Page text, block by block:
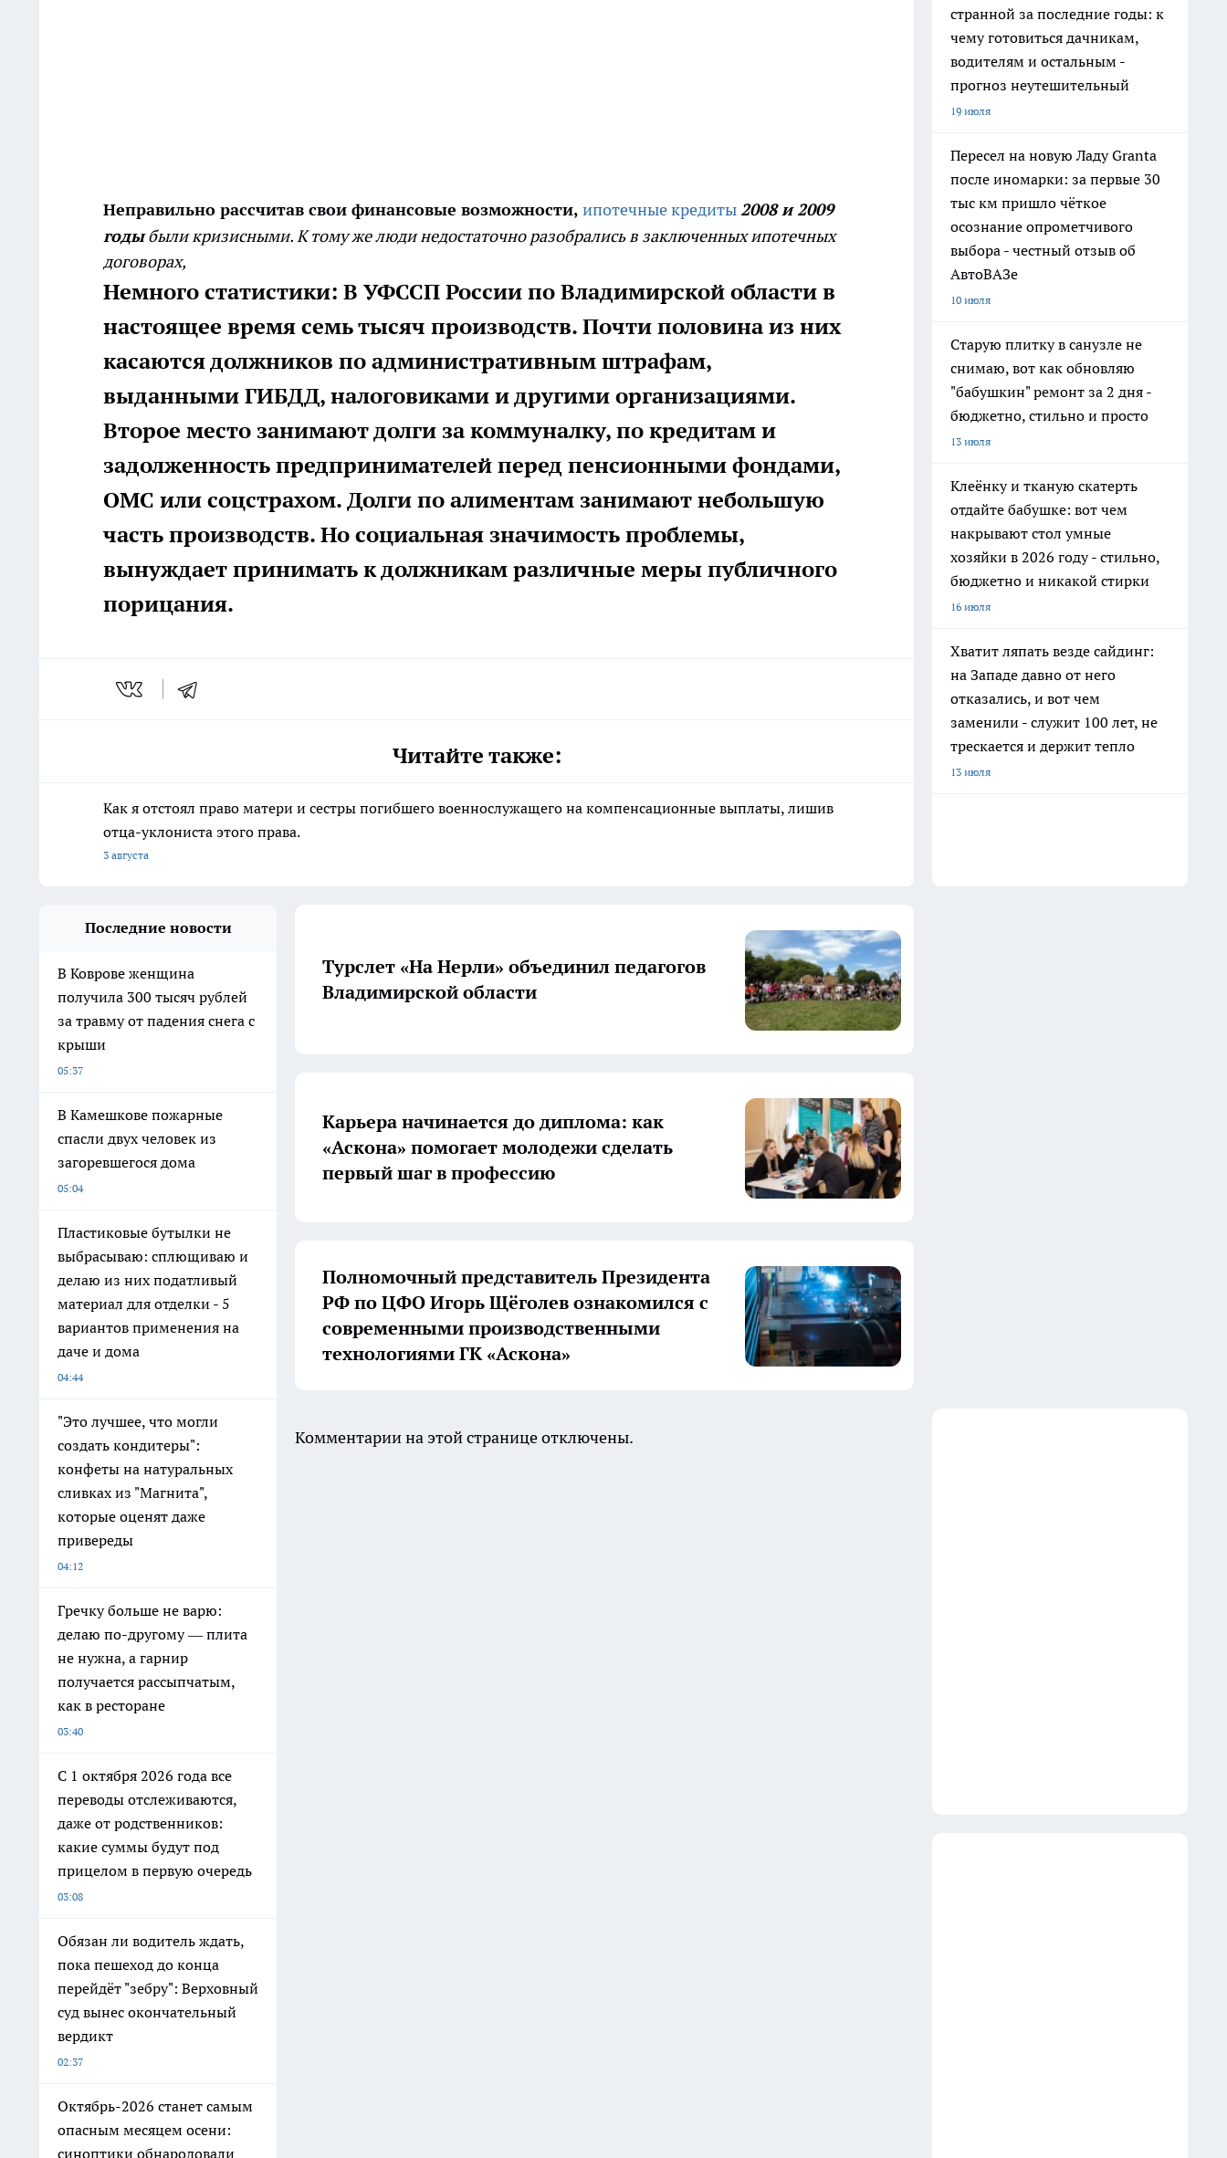
Неправильно рассчитав свои финансовые возможности, ипотечные кредиты 2008 и 2009
годыбыли кризисными. К тому же люди недостаточно разобрались в заключенных ипотечных
договорах,
Немного статистики: В УФССП России по Владимирской области в
настоящее время семь тысяч производств. Почти половина из них
касаются должников по административным штрафам,
выданными ГИБДД, налоговиками и другими организациями.
Второе место занимают долги за коммуналку, по кредитам и
задолженность предпринимателей перед пенсионными фондами,
ОМС или соцстрахом. Долги по алиментам занимают небольшую
часть производств. Но социальная значимость проблемы,
вынуждает принимать к должникам различные меры публичного
порицания.
Читайте также:
Как я отстоял право матери и сестры погибшего военнослужащего на компенсационные выплаты, лишив
отца-уклониста этого права.
3 августа
странной за последние годы: к
чему готовиться дачникам,
водителям и остальным -
прогноз неутешительный
19 июля
Пересел на новую Ладу Granta
после иномарки: за первые 30
тыс км пришло чёткое
осознание опрометчивого
выбора - честный отзыв об
АвтоВАЗе
10 июля
Старую плитку в санузле не
снимаю, вот как обновляю
"бабушкин" ремонт за 2 дня -
бюджетно, стильно и просто
13 июля
Клеёнку и тканую скатерть
отдайте бабушке: вот чем
накрывают стол умные
хозяйки в 2026 году - стильно,
бюджетно и никакой стирки
16 июля
Хватит ляпать везде сайдинг:
на Западе давно от него
отказались, и вот чем
заменили - служит 100 лет, не
трескается и держит тепло
13 июля
Последние новости
В Коврове женщина
получила 300 тысяч рублей
за травму от падения снега с
крыши
05:37
В Камешкове пожарные
спасли двух человек из
загоревшегося дома
05:04
Пластиковые бутылки не
выбрасываю: сплющиваю и
делаю из них податливый
материал для отделки - 5
вариантов применения на
даче и дома
04:44
"Это лучшее, что могли
создать кондитеры":
конфеты на натуральных
сливках из "Магнита",
которые оценят даже
привереды
04:12
Гречку больше не варю:
делаю по-другому — плита
не нужна, а гарнир
получается рассыпчатым,
как в ресторане
03:40
С 1 октября 2026 года все
переводы отслеживаются,
даже от родственников:
какие суммы будут под
прицелом в первую очередь
03:08
Обязан ли водитель ждать,
пока пешеход до конца
перейдёт "зебру": Верховный
суд вынес окончательный
вердикт
02:37
Октябрь-2026 станет самым
опасным месяцем осени:
синоптики обнародовали
Турслет «На Нерли» объединил педагогов
Владимирской области
Карьера начинается до диплома: как
«Аскона» помогает молодежи сделать
первый шаг в профессию
Полномочный представитель Президента
РФ по ЦФО Игорь Щёголев ознакомился с
современными производственными
технологиями ГК «Аскона»
Комментарии на этой странице отключены.